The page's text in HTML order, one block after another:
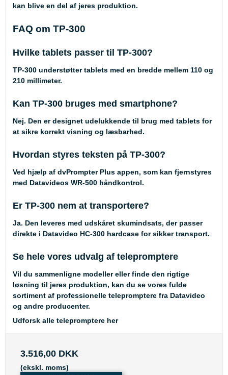
kan blive en del af jeres produktion.
FAQ om TP-300
Hvilke tablets passer til TP-300?
TP-300 understøtter tablets med en bredde mellem 110 og
210 millimeter.
Kan TP-300 bruges med smartphone?
Nej. Den er designet udelukkende til brug med tablets for
at sikre korrekt visning og læsbarhed.
Hvordan styres teksten på TP-300?
Ved hjælp af dvPrompter Plus appen, som kan fjernstyres
med Datavideos WR-500 håndkontrol.
Er TP-300 nem at transportere?
Ja. Den leveres med udskåret skumindsats, der passer
direkte i Datavideo HC-300 hardcase for sikker transport.
Se hele vores udvalg af telepromptere
Vil du sammenligne modeller eller finde den rigtige
løsning til jeres produktion, kan du se vores fulde
sortiment af professionelle telepromptere fra Datavideo
og andre producenter.
Udforsk alle telepromptere her
3.516,00 DKK
(ekskl. moms)